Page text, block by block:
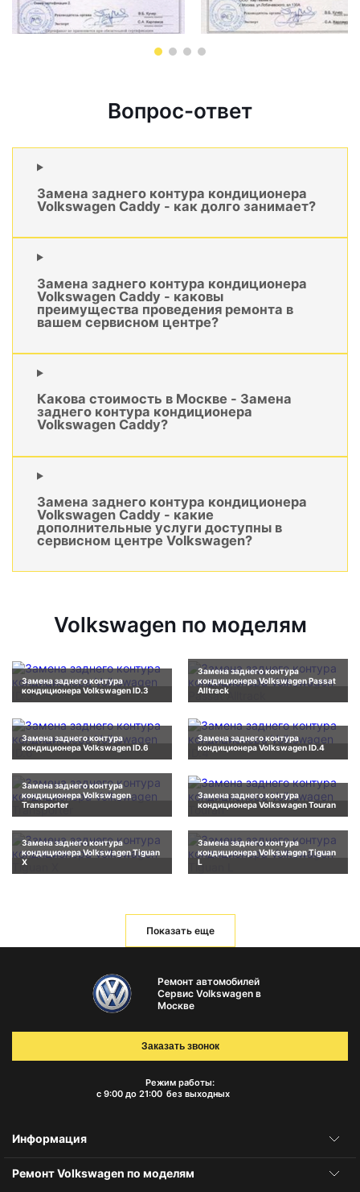
Вопрос-ответ
Замена заднего контура кондиционера
Volkswagen Caddy - как долго занимает?
Замена заднего контура кондиционера
Volkswagen Caddy - каковы
преимущества проведения ремонта в
вашем сервисном центре?
Какова стоимость в Москве - Замена
заднего контура кондиционера
Volkswagen Caddy?
Замена заднего контура кондиционера
Volkswagen Caddy - какие
дополнительные услуги доступны в
сервисном центре Volkswagen?
Volkswagen по моделям
Замена заднего контура
кондиционера Volkswagen ID.3
Замена заднего контура
кондиционера Volkswagen Passat
Alltrack
Замена заднего контура
кондиционера Volkswagen ID.6
Замена заднего контура
кондиционера Volkswagen ID.4
Замена заднего контура
кондиционера Volkswagen
Transporter
Замена заднего контура
кондиционера Volkswagen Touran
Замена заднего контура
кондиционера Volkswagen Tiguan
X
Замена заднего контура
кондиционера Volkswagen Tiguan
L
Показать еще
Ремонт автомобилей
Сервис Volkswagen в
Москве
Режим работы:
с 9:00 до 21:00 без выходных
Заказать звонок
Информация
Ремонт Volkswagen по моделям